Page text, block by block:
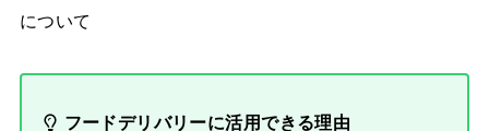
について
フードデリバリーに活用できる理由